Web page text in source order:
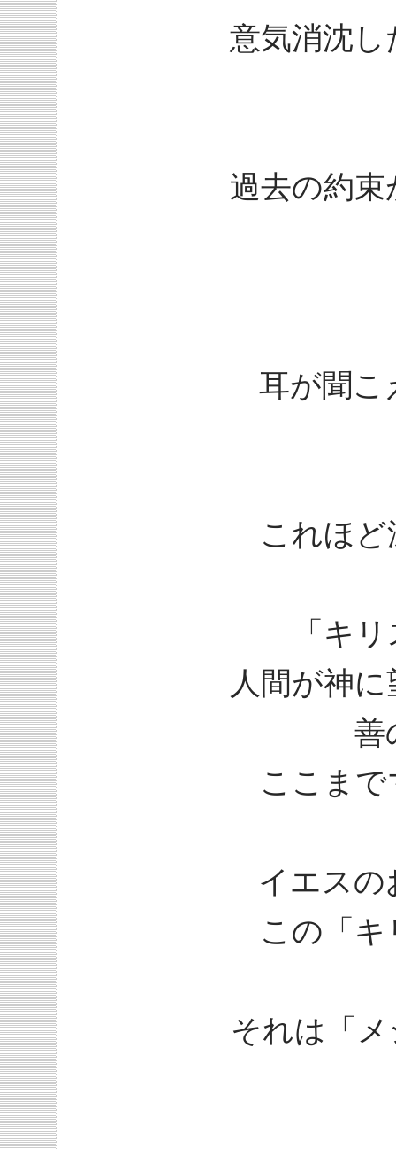
意気消沈
過去の約
耳が聞こ
これほ
「キ
人間が神
善
ここま
イエスの
この「
それは「